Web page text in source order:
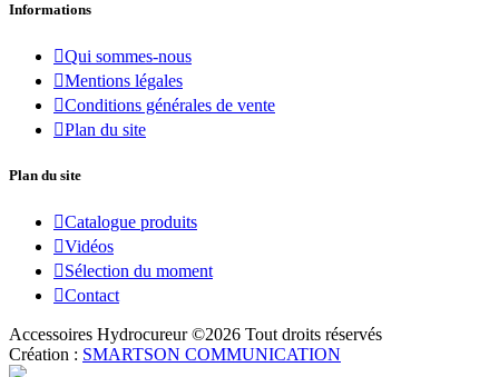
Informations
Qui sommes-nous
Mentions légales
Conditions générales de vente
Plan du site
Plan du site
Catalogue produits
Vidéos
Sélection du moment
Contact
Accessoires Hydrocureur ©2026 Tout droits réservés
Création : SMARTSON COMMUNICATION